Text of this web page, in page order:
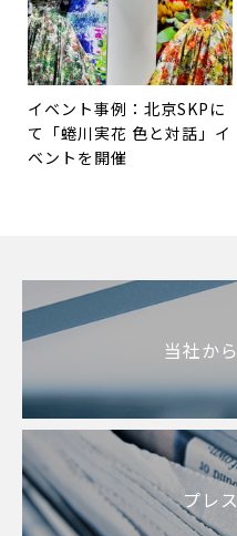
イベント事例：北京SKPに
て「蜷川実花 色と対話」イ
ベントを開催
当社か
プレ